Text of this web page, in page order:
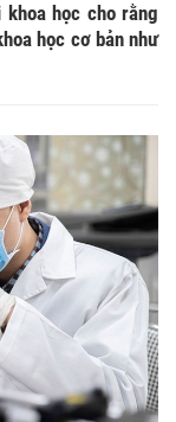
học cho rằng
học cơ bản như